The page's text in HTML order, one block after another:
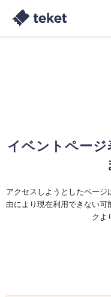
イベントページ
アクセスしようとしたペー
由により現在利用できない
クよ